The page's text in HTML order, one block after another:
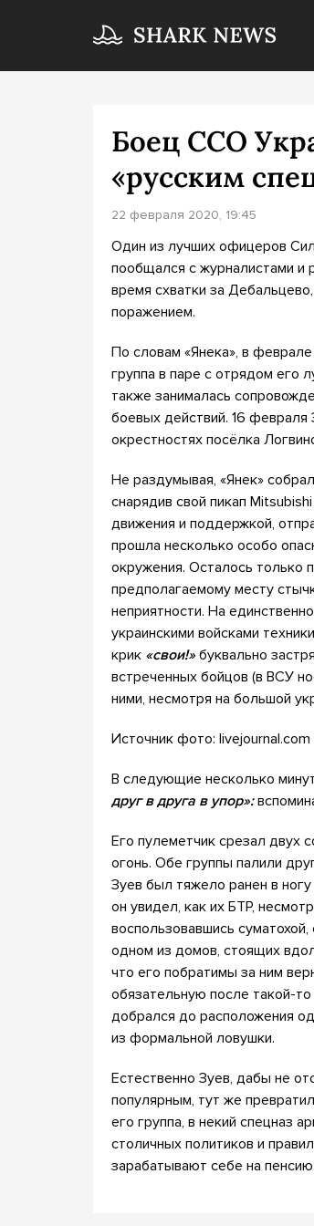
Боец ССО
«русским
22 февраля 2020, 19:45
Один из лучших офицеров
пообщался с журналистами и
время схватки за
поражением.
По словам «Янека», в
группа в паре с отрядом его
также занималась
боевых действий. 16 февраля
окрестностях посёлка
Не раздумывая, «Янек»
снарядив свой пикап
движения и поддержкой,
прошла несколько особо
окружения. Осталось только
предполагаемому месту
неприятности. На
украинскими войсками
крик «свои!» буквально
встреченных бойцов (в ВСУ
ними, несмотря на большой
Источник фото: livejournal.com
В следующие несколько
друг в друга в упор»:
Его пулеметчик срезал двух
огонь. Обе группы палили
Зуев был тяжело ранен в
он увидел, как их БТР,
воспользовавшись
одном из домов, стоящих
что его побратимы за ним
обязательную после такой-
добрался до расположения
из формальной ловушки.
Естественно Зуев, дабы не
популярным, тут же
его группа, в некий спецназ
столичных политиков и
зарабатывают себе на пенсию.